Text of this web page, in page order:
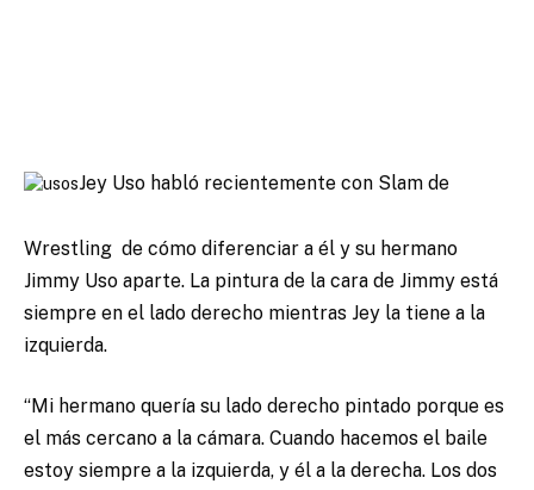
Jey Uso habló recientemente con Slam de
Wrestling de cómo diferenciar a él y su hermano
Jimmy Uso aparte. La pintura de la cara de Jimmy está
siempre en el lado derecho mientras Jey la tiene a la
izquierda.
“Mi hermano quería su lado derecho pintado porque es
el más cercano a la cámara. Cuando hacemos el baile
estoy siempre a la izquierda, y él a la derecha. Los dos